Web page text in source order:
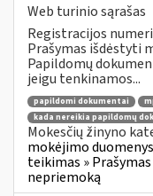
Web turinio sąrašas
Registracijos
Prašymas išdėstyti
Papildomų
jeigu tenkinamos...
papildomi dokumentai
kada nereikia papildomų
Mokesčių žinyno
mokėjimo
teikimas »
nepriemoką